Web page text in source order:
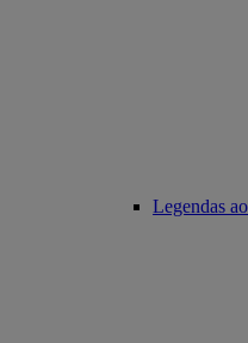
Legendas